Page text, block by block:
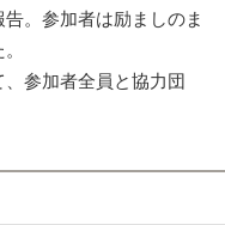
。参加者は励ましのま
参加者全員と協力団